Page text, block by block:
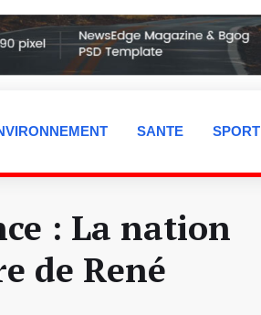
SANTE SPORT
: La nation
de René